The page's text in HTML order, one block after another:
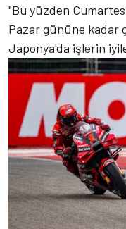
"Bu yüzden
Pazar gününe kadar
Japonya'da işlerin